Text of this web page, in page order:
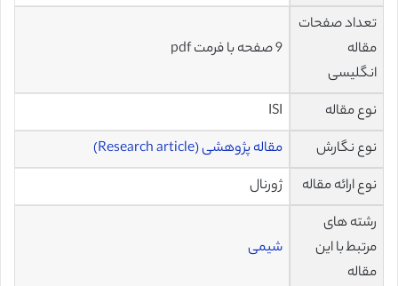
تعداد صفحات
مقاله
انگلیسی
9 صفحه با فرمت pdf
نوع مقاله
ISI
نوع نگارش
مقاله پژوهشی (Research article)
نوع ارائه مقاله
ژورنال
رشته های
مرتبط با این
مقاله
شیمی